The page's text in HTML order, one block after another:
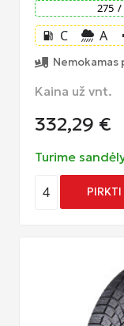
275 /
local_gas_station C A
Nemokamas
Kaina už vnt.
332,29 €
Turime
4 PIRKTI